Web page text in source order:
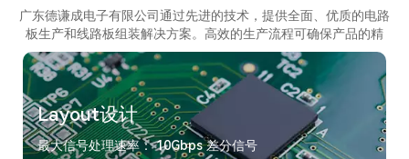
广东德谦成电子有限公司通过先进的技术，提供全面、优质的电路
板生产和线路板组装解决方案。高效的生产流程可确保产品的精
度、可靠性和快速生产，从而满足您的需求。
Layout设计
最大信号处理速率： 10Gbps 差分信号